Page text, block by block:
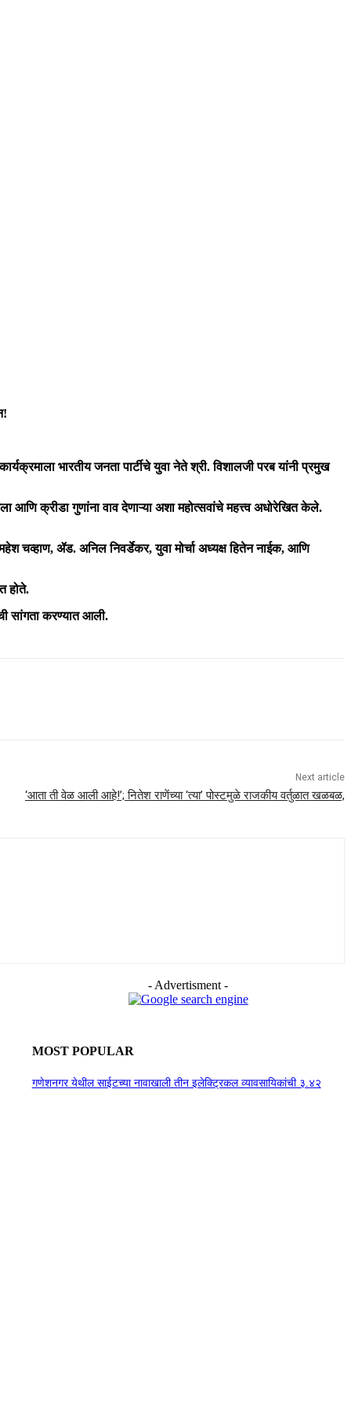
भारतीय जनता पार्टीचे युवा नेते श्री. विशालजी परब यांनी प्रमुख
आणि क्रीडा गुणांना वाव देणाऱ्या अशा महोत्सवांचे महत्त्व अधोरेखित केले.
चव्हाण, ॲड. अनिल निवर्डेकर, युवा मोर्चा अध्यक्ष हितेन नाईक, आणि
होते.
सांगता करण्यात आली.
Next article
‘आता ती वेळ आली आहे!’; नितेश राणेंच्या ‘त्या’ पोस्टमुळे राजकीय वर्तुळात खळबळ,
- Advertisment -
MOST POPULAR
गणेशनगर येथील साईटच्या नावाखाली तीन इलेक्ट्रिकल व्यावसायिकांची ३.४२